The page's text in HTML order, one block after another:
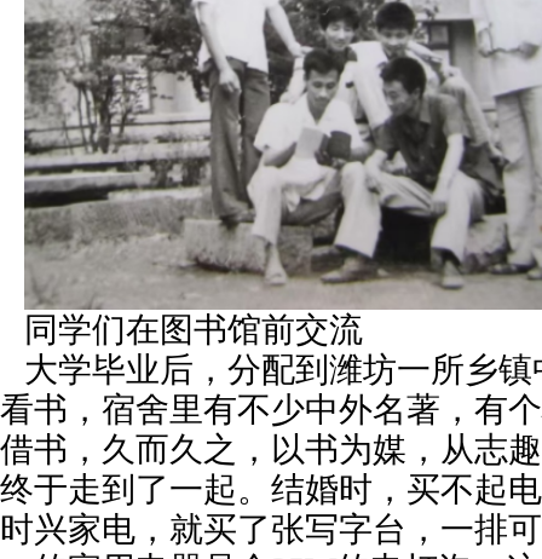
同学们在图书馆前交流
大学毕业后，分配到潍坊一所乡
看书，宿舍里有不少中外名著，有
借书，久而久之，以书为媒，从志
终于走到了一起。结婚时，买不起
时兴家电，就买了张写字台，一排